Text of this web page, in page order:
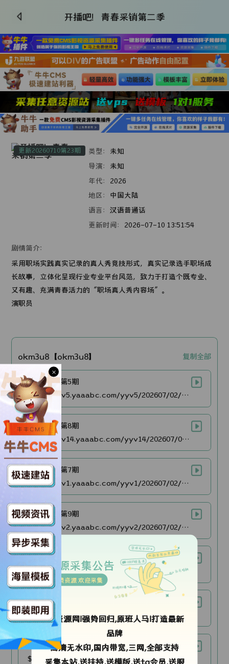
开播吧！青春采销第二季
更新20260710第23期 类型： 未知
导演： 未知
年代： 2026
地区： 中国大陆
语言：汉语普通话
更新时间： 2026-07-10 13:51:54
剧情简介：
采用职场实践真实记录的真人秀竞技形式，真实记录选手职场成
长故事，立体化呈现行业专业平台风范，致力于打造个既专业、
又有趣、充满青春活力的“职场真人秀内容场”。
演职员
okm3u8【okm3u8】 复制全部
20260629第5期
$https://v5.yaaabc.com/yyv5/202607/02/XugV0JFxJQ27/video/index.m3u8
20260630第8期
$https://v14.yaaabc.com/yyv14/202607/02/FbE8dWjWTT27/video/index.m3u8
20260630第7期
$https://v1.yaaabc.com/yyv1/202607/02/K1WE8QZgm427/video/index.m3u8
20260701第9期
$https://v2.yaaabc.com/yyv2/202607/02/4eV5E1H1SR27/video/index.m3u8
20260701第10期
$https://v4.yaaabc.com/yyv4/202607/02/Hm9UDrwhUi27/video/index.m3u8
20260702第12期
$https://v4.yaaabc.com/yyv4/202607/02/CwcNRtf0Sr27/video/index.m3u8
20260702第11期
$https://v2.yaaabc.com/yyv2/202607/02/V88QHNw6gx27/video/index.m3u8
资源采集公告
免费资源 欢迎采集
ok资源网!强势回归,原班人马!打造最新
品牌
高清无水印,国内带宽,三网,全部支持
采集本站,送扶持,送模版,送tg会员,送服
×